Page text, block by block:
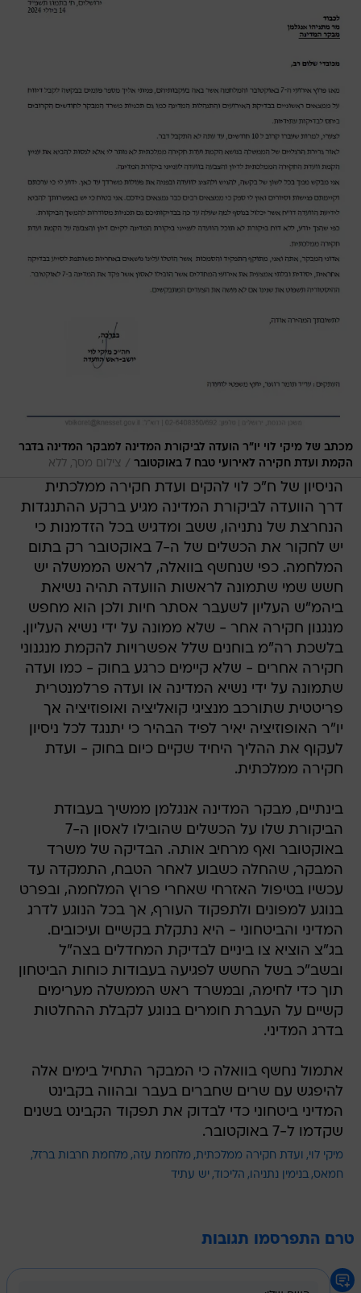
מכתב של מיקי לוי יו"ר הועדה לביקורת המדינה למבקר המדינה בדבר
הקמת ועדת חקירה לאירועי טבח 7 באוקטובר
/ צילום מסך, ללא
הניסיון של ח"כ לוי להקים ועדת חקירה ממלכתית
דרך הוועדה לביקורת המדינה מגיע ברקע ההתנגדות
הנחרצת של נתניהו, ששב ומדגיש בכל הזדמנות כי
יש לחקור את הכשלים של ה-7 באוקטובר רק בתום
המלחמה. כפי שנחשף בוואלה, לראש הממשלה יש
חשש שמי שתמונה לראשות הוועדה תהיה נשיאת
ביהמ"ש העליון לשעבר אסתר חיות ולכן הוא מחפש
מנגנון חקירה אחר - שלא ממונה על ידי נשיא העליון.
בלשכת רה"מ בוחנים שלל אפשרויות להקמת מנגנוני
חקירה אחרים - שלא קיימים כרגע בחוק - כמו ועדה
שתמונה על ידי נשיא המדינה או ועדה פרלמנטרית
פריטטית שתורכב מנציגי קואליציה ואופוזיציה אך
יו"ר האופוזיציה יאיר לפיד הבהיר כי יתנגד לכל ניסיון
לעקוף את ההליך היחיד שקיים כיום בחוק - ועדת
חקירה ממלכתית.
בינתיים, מבקר המדינה אנגלמן ממשיך בעבודת
הביקורת שלו על הכשלים שהובילו לאסון ה-7
באוקטובר ואף מרחיב אותה. הבדיקה של משרד
המבקר, שהחלה כשבוע לאחר הטבח, התמקדה עד
עכשיו בטיפול האזרחי שאחרי פרוץ המלחמה, ובפרט
בנוגע למפונים ולתפקוד העורף, אך בכל הנוגע לדרג
המדיני והביטחוני - היא נתקלת בקשיים ועיכובים.
בג"צ הוציא צו ביניים לבדיקת המחדלים בצה"ל
ובשב"כ בשל החשש לפגיעה בעבודות כוחות הביטחון
תוך כדי לחימה, ובמשרד ראש הממשלה מערימים
קשיים על העברת חומרים בנוגע לקבלת ההחלטות
בדרג המדיני.
אתמול נחשף בוואלה כי המבקר התחיל בימים אלה
להיפגש עם שרים שחברים בעבר ובהווה בקבינט
המדיני ביטחוני כדי לבדוק את תפקוד הקבינט בשנים
שקדמו ל-7 באוקטובר.
מיקי לוי ועדת חקירה ממלכתית מלחמת עזה
מלחמת חרבות ברזל
חמאס בנימין נתניהו הליכוד יש עתיד
טרם התפרסמו תגובות